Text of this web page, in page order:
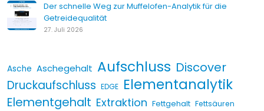
Der schnelle Weg zur Muffelofen-Analytik für die
Getreidequalität
27. Juli 2026
Asche Aschegehalt Aufschluss Discover
Druckaufschluss EDGE Elementanalytik
Elementgehalt Extraktion Fettgehalt Fettsäuren